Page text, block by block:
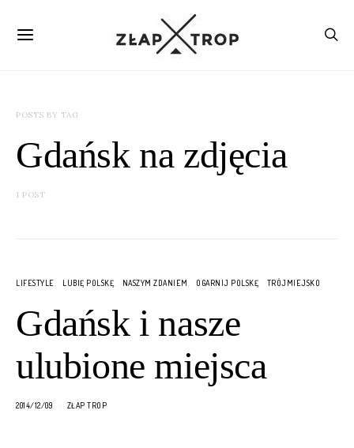
POSTS BY TAG
Gdańsk na zdjęcia
1 POST
LIFESTYLE LUBIĘ POLSKĘ NASZYM ZDANIEM OGARNIJ POLSKĘ TRÓJMIEJSKO
Gdańsk i nasze
ulubione miejsca
2014/12/09 ZŁAP TROP